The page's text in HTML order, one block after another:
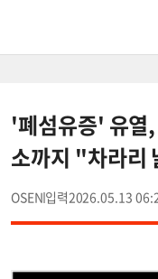
'폐섬유증' 유열
소까지 "차라리
OSEN 2026.05.13